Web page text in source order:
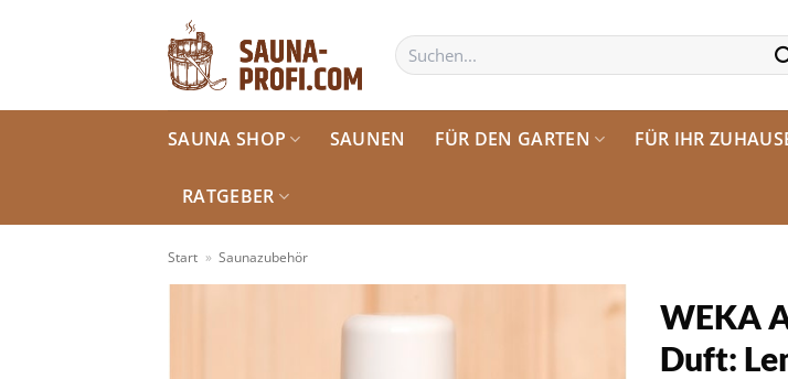
Suchen
nach:
SAUNA SHOP SAUNEN FÜR DEN GARTEN FÜR IHR
RATGEBER
Start » Saunazubehör
WEKA
Duft: